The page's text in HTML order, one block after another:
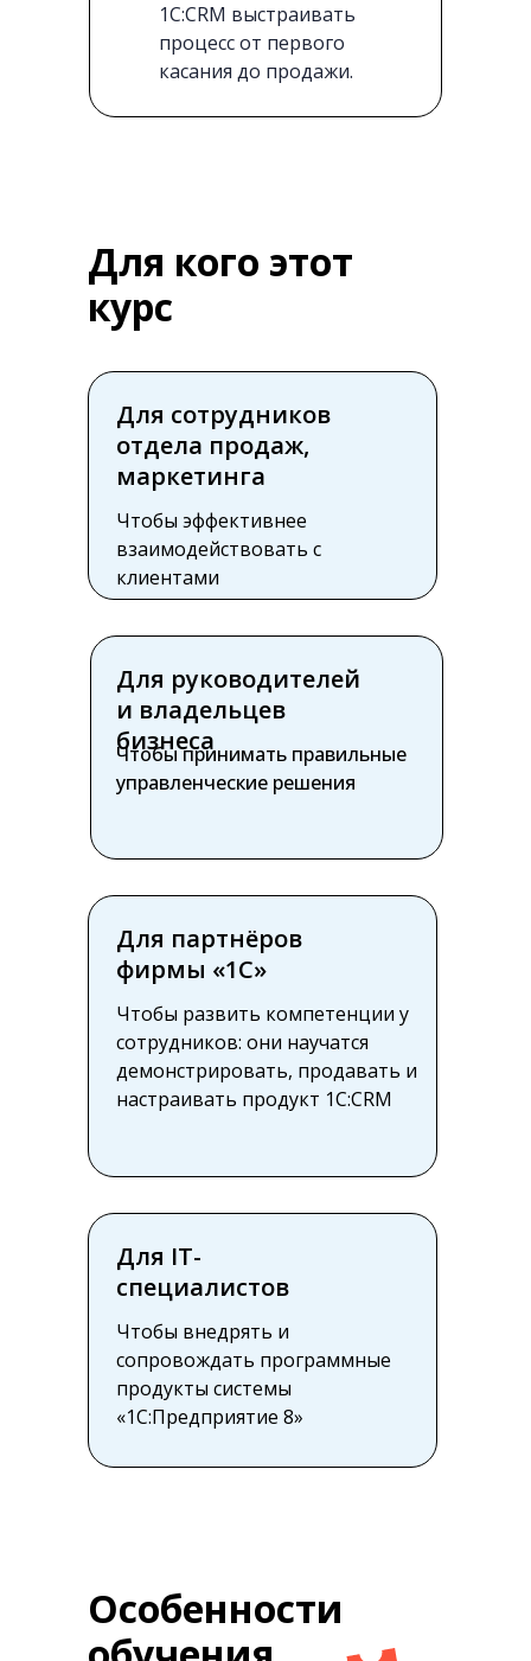
1С:CRM выстраивать
процесс от первого
касания до продажи.
Для кого этот
курс
Чтобы эффективнее
взаимодействовать с
клиентами
Чтобы принимать правильные
управленческие решения
Для сотрудников
отдела продаж,
маркетинга
Для руководителей
и владельцев
бизнеса
Чтобы развить компетенции у
сотрудников: они научатся
демонстрировать, продавать и
настраивать продукт 1С:CRM
Для партнёров
фирмы «1С»
Чтобы внедрять и
сопровождать программные
продукты системы
«1С:Предприятие 8»
Для IT-
специалистов
Особенности